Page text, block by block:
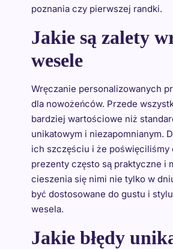
poznania czy pierwszej randki.
Jakie są zalety
wesele
Wręczanie personalizowanych
dla nowożeńców. Przede
bardziej wartościowe niż
unikatowym i niezapomnianym.
ich szczęściu i że poświęciliśmy
prezenty często są praktyczne i
cieszenia się nimi nie tylko w
być dostosowane do gustu i
wesela.
Jakie błędy